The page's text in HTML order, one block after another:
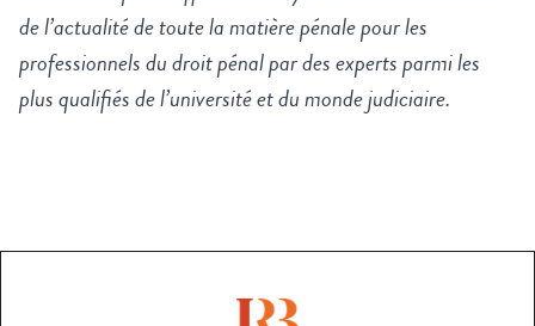
de l’actualité de toute la matière pénale pour les
professionnels du droit pénal par des experts parmi les
plus qualifiés de l’université et du monde judiciaire.